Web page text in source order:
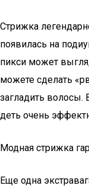
Стриж­ка
появи­лась на
пик­си может
може­те сде­лать
загла­дить
деть очень
Модная стрижка
Еще одна